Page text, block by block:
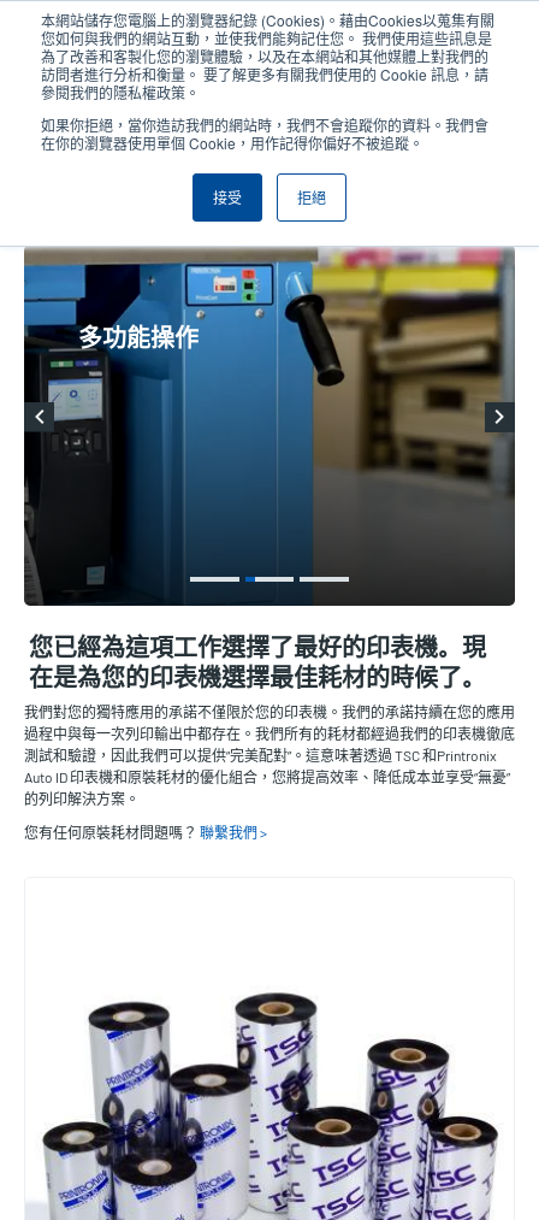
本網站儲存您電腦上的瀏覽器紀錄 (Cookies)。藉由Cookies以蒐集有關
您如何與我們的網站互動，並使我們能夠記住您。 我們使用這些訊息是
為了改善和客製化您的瀏覽體驗，以及在本網站和其他媒體上對我們的
訪問者進行分析和衡量。 要了解更多有關我們使用的 Cookie 訊息，請
參閱我們的隱私權政策。
如果你拒絕，當你造訪我們的網站時，我們不會追蹤你的資料。我們會
在你的瀏覽器使用單個 Cookie，用作記得你偏好不被追蹤。
接受 拒絕
User
menu
User
Header
多功能操作
您已經為這項工作選擇了最好的印表機。現
在是為您的印表機選擇最佳耗材的時候了。
我們對您的獨特應用的承諾不僅限於您的印表機。我們的承諾持續在您的應用
過程中與每一次列印輸出中都存在。我們所有的耗材都經過我們的印表機徹底
測試和驗證，因此我們可以提供“完美配對”。這意味著透過 TSC 和Printronix
Auto ID 印表機和原裝耗材的優化組合，您將提高效率、降低成本並享受“無憂”
的列印解決方案。
您有任何原裝耗材問題嗎？ 聯繫我們 >